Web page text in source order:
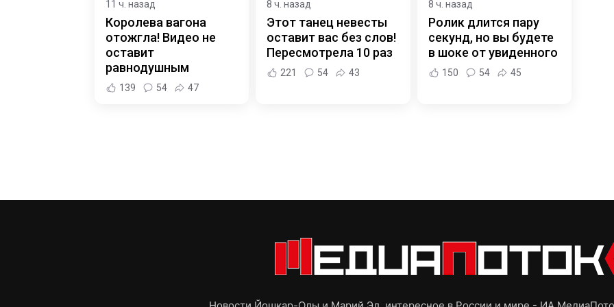
11 ч. назад
Королева вагона
отожгла! Видео не
оставит
равнодушным
139 54 47
8 ч. назад
Этот танец невесты
оставит вас без слов!
Пересмотрела 10 раз
221 54 43
8 ч. назад
Ролик длится пару
секунд, но вы будете
в шоке от увиденного
150 54 45